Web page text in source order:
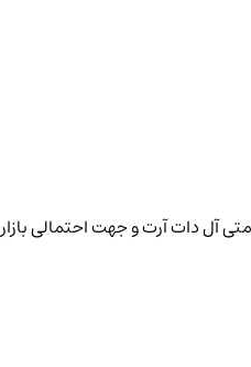
آل دات آرت و جهت احتمالی بازار